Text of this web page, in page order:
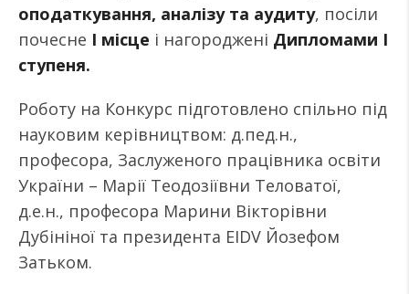
оподаткування, аналізу та аудиту, посіли
почесне І місце і нагороджені Дипломами I
ступеня.
Роботу на Конкурс підготовлено спільно під
науковим керівництвом: д.пед.н.,
професора, Заслуженого працівника освіти
України – Марії Теодозіївни Теловатої,
д.е.н., професора Марини Вікторівни
Дубініної та президента EIDV Йозефом
Затьком.